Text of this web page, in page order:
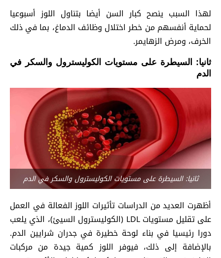
لهذا السبب ينصح كبار السن أيضا بتناول اللوز أسبوعيا
لحماية أنفسهم من خطر اختلال وظائف الدماغ، بما في ذلك
الخرف، ومرض الزهايمر.
ثانيا: السيطرة على مستويات الكوليسترول والسكر في
الدم
ثانيا: السيطرة على مستويات الكوليسترول والسكر في الدم
أظهرت العديد من الدراسات تأثيرات اللوز الفعالة في العمل
على تقليل مستويات LDL (الكوليسترول السيئ)، الذي يلعب
دورا رئيسيا في بناء لوحة خطيرة في جدران شرايين الدم.
بالإضافة إلى ذلك، فيوفر اللوز كمية جيدة من مركبات